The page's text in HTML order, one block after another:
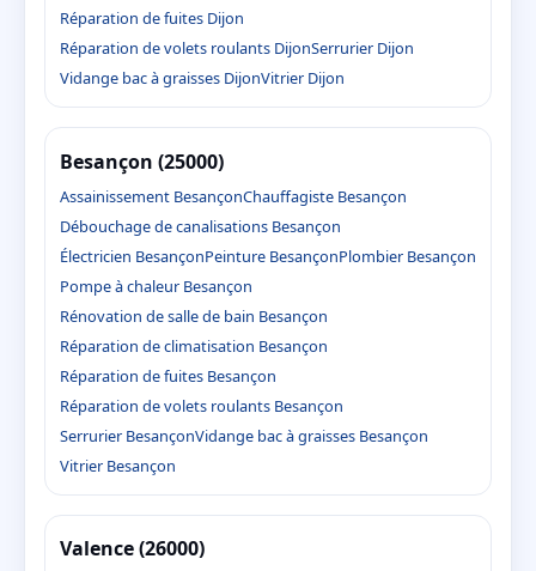
Réparation de fuites Dijon
Réparation de volets roulants DijonSerrurier Dijon
Vidange bac à graisses DijonVitrier Dijon
Besançon (25000)
Assainissement BesançonChauffagiste Besançon
Débouchage de canalisations Besançon
Électricien BesançonPeinture BesançonPlombier Besançon
Pompe à chaleur Besançon
Rénovation de salle de bain Besançon
Réparation de climatisation Besançon
Réparation de fuites Besançon
Réparation de volets roulants Besançon
Serrurier BesançonVidange bac à graisses Besançon
Vitrier Besançon
Valence (26000)